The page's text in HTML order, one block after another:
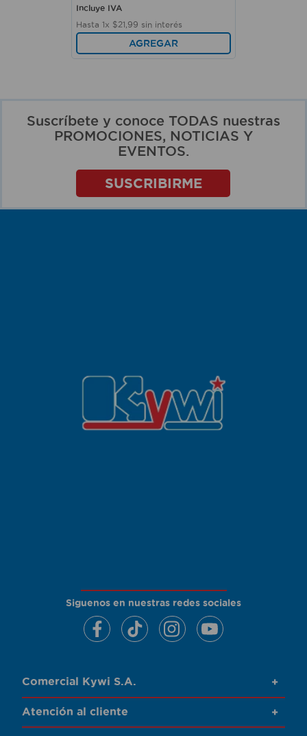
Incluye IVA
Hasta 1x $21 99 sin interés
AGREGAR
Suscríbete y conoce TODAS nuestras
PROMOCIONES, NOTICIAS Y
EVENTOS.
SUSCRIBIRME
Siguenos en nuestras redes sociales
Comercial Kywi S.A. +
Atención al cliente +